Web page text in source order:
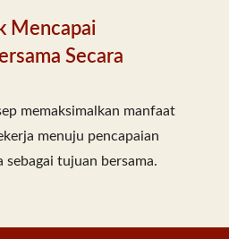
Mencapai
Secara
memaksimalkan manfaat
menuju pencapaian
sebagai tujuan bersama.